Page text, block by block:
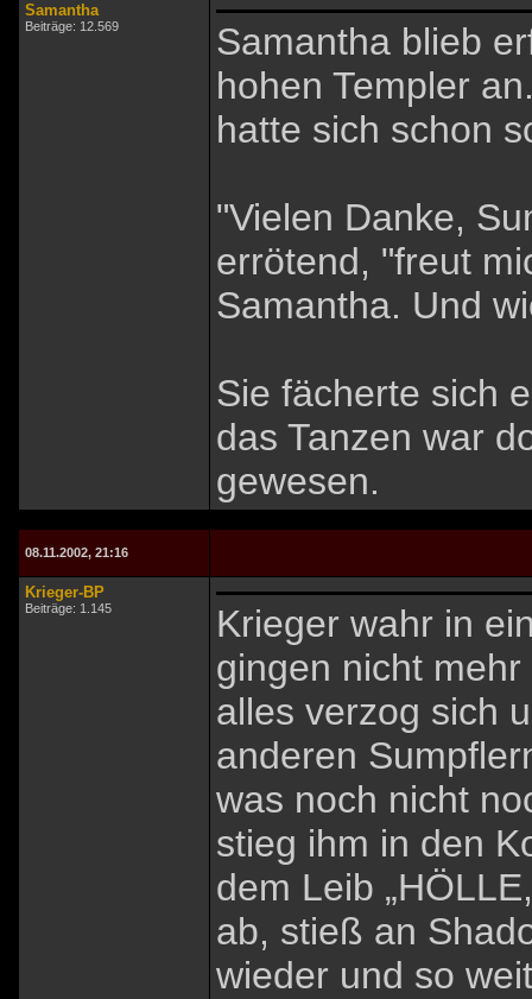
Samantha
Beiträge: 12.569
Samantha blieb
hohen Templer
hatte sich schon
"Vielen Danke,
errötend, "freut
Samantha. Und
Sie fächerte sich
das Tanzen war
gewesen.
08.11.2002, 21:16
Krieger-BP
Beiträge: 1.145
Krieger wahr in
gingen nicht
alles verzog sich
anderen
was noch nicht
stieg ihm in den
dem Leib
ab, stieß an
wieder und so